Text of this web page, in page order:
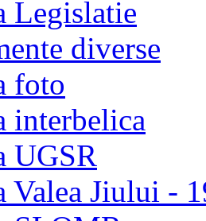
Legislatie
diverse
foto
interbelica
UGSR
Valea Jiului -